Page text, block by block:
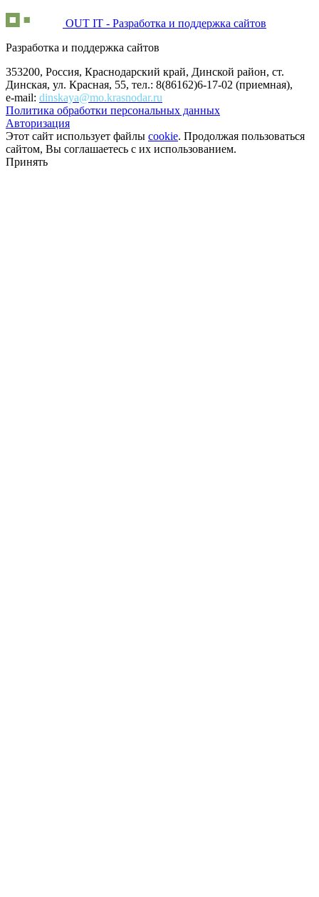
OUT IT - Разработка и поддержка сайтов
Разработка и поддержка сайтов
353200, Россия, Краснодарский край, Динской район, ст.
Динская, ул. Красная, 55, тел.: 8(86162)6-17-02 (приемная),
e-mail: dinskaya@mo.krasnodar.ru
Политика обработки персональных данных
Авторизация
Этот сайт использует файлы cookie. Продолжая пользоваться
сайтом, Вы соглашаетесь с их использованием.
Принять